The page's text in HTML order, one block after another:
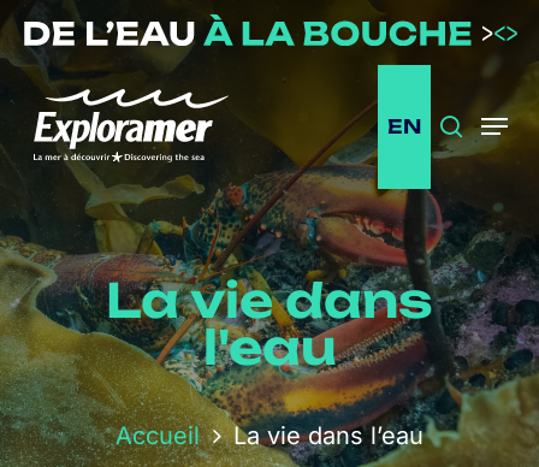
Passer
au
contenu
principal
EN Menu
La vie dans
l'eau
Accueil La vie dans l’eau